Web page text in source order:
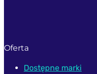
Oferta
Dostępne marki